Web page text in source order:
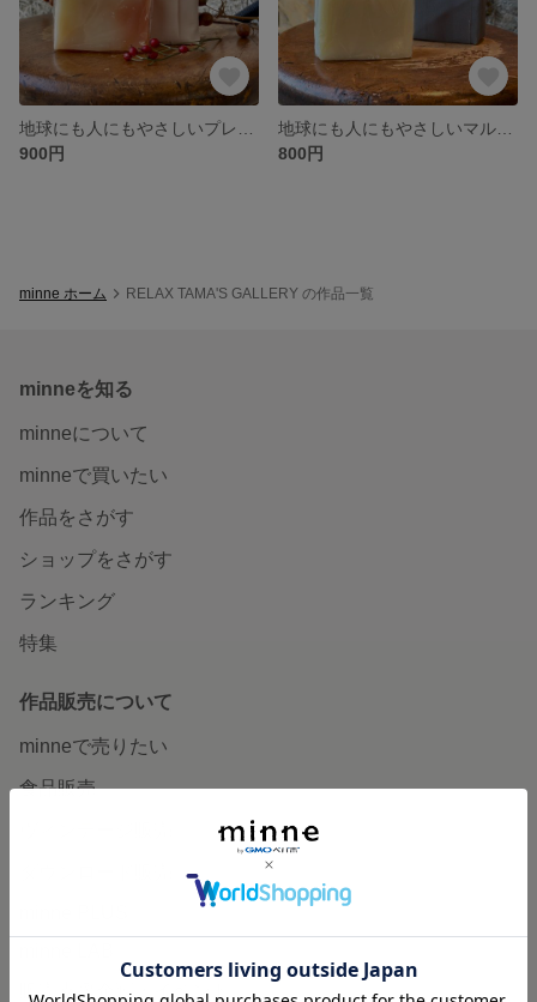
900円
800円
minne ホーム RELAX TAMA'S GALLERY の作品一覧
minneを知る
minneについて
minneで買いたい
作品をさがす
ショップをさがす
ランキング
特集
作品販売について
minneで売りたい
食品販売
販売支援企画・イベント